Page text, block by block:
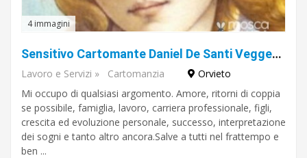
4 immagini
Sensitivo Cartomante Daniel De Santi Veggente Parapsicologo
Lavoro e Servizi » Cartomanzia
Orvieto
Mi occupo di qualsiasi argomento. Amore, ritorni di coppia
se possibile, famiglia, lavoro, carriera professionale, figli,
crescita ed evoluzione personale, successo, interpretazione
dei sogni e tanto altro ancora.Salve a tutti nel frattempo e
ben ...